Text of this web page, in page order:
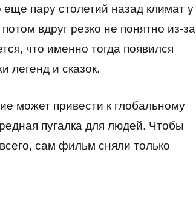
пару столетий назад климат у
вдруг резко не понятно из-за
что именно тогда появился
легенд и сказок.
может привести к глобальному
пугалка для людей. Чтобы
сам фильм сняли только